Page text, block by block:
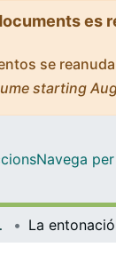
es
se
starting
Navega